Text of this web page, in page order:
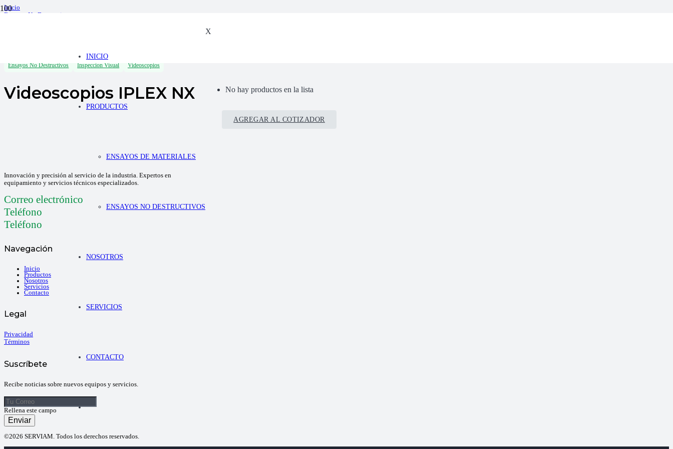
INICIO
PRODUCTOS
ENSAYOS DE MATERIALES
ENSAYOS NO DESTRUCTIVOS
NOSOTROS
SERVICIOS
CONTACTO
X
No hay productos en la lista
Inicio
Ensayos No Destructivos
Ensayos No Destructivos Inspeccion Visual Videoscopios
Videoscopios IPLEX NX
AGREGAR AL COTIZADOR
Innovación y precisión al servicio de la industria. Expertos en
equipamiento y servicios técnicos especializados.
Correo electrónico
Teléfono
Teléfono
Navegación
Inicio
Productos
Nosotros
Servicios
Contacto
Legal
Privacidad
Términos
Suscríbete
Recibe noticias sobre nuevos equipos y servicios.
Rellena este campo
Enviar
©2026 SERVIAM. Todos los derechos reservados.